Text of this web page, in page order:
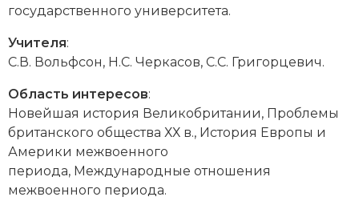
Латинская Америка
Новая история
Новейшая история
Нумизматика
Образование
Общественные объединения и организации
государственного университета.
Учителя:
С.В. Вольфсон, Н.С. Черкасов, С.С. Григорцевич.
Область интересов:
Новейшая история Великобритании, Проблемы
британского общества ХХ в., История Европы и
Америки межвоенного
периода, Международные отношения
межвоенного периода.